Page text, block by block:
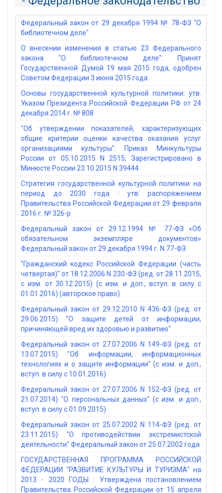
Федеральный закон от 29 декабря 1994 № 78-ФЗ "О
библиотечном деле"
О внесении изменения в статью 23 Федерального
закона "О библиотечном деле": Принят
Государственной Думой 19 мая 2015 года, одобрен
Советом Федерации 3 июня 2015 года
Основы государственной культурной политики: утв.
Указом Президента Российской Федерации РФ от 24
декабря 2014 г. № 808
"Об утверждении показателей, характеризующих
общие критерии оценки качества оказания услуг
организациями культуры": Приказ Минкультуры
России от 05.10.2015 N 2515; Зарегистрировано в
Минюсте России 23.10.2015 N 39444
Стратегия государственной культурной политики на
период до 2030 года : утв. распоряжением
Правительства Российской Федерации от 29 февраля
2016 г. № 326-р
Федеральный закон от 29.12.1994 № 77-ФЗ «Об
обязательном экземпляре документов»
Федеральный закон от 29 декабря 1994 г. N 77-ФЗ
"Гражданский кодекс Российской Федерации (часть
четвертая)" от 18.12.2006 N 230-ФЗ (ред. от 28.11.2015,
с изм. от 30.12.2015) (с изм. и доп., вступ. в силу с
01.01.2016) (авторское право)
Федеральный закон от 29.12.2010 N 436-ФЗ (ред. от
29.06.2015) "О защите детей от информации,
причиняющей вред их здоровью и развитию"
Федеральный закон от 27.07.2006 N 149-ФЗ (ред. от
13.07.2015) "Об информации, информационных
технологиях и о защите информации" (с изм. и доп.,
вступ. в силу с 10.01.2016)
Федеральный закон от 27.07.2006 N 152-ФЗ (ред. от
21.07.2014) "О персональных данных" (с изм. и доп.,
вступ. в силу с 01.09.2015)
Федеральный закон от 25.07.2002 N 114-ФЗ (ред. от
23.11.2015) "О противодействии экстремистской
деятельности" Федеральный закон от 25.07.2002 года
ГОСУДАРСТВЕННАЯ ПРОГРАММА РОССИЙСКОЙ
ФЕДЕРАЦИИ "РАЗВИТИЕ КУЛЬТУРЫ И ТУРИЗМА" на
2013 - 2020 ГОДЫ : Утверждена постановлением
Правительства Российской Федерации от 15 апреля